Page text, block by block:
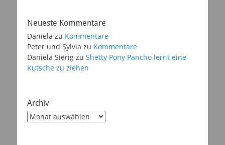
Neueste Kommentare
Daniela zu Kommentare
Peter und Sylvia zu Kommentare
Daniela Sierig zu Shetty Pony Pancho lernt eine
Kutsche zu ziehen
Archiv
Archiv